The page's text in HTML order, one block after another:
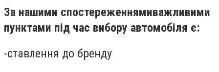
За нашими спостереженнямиважливими
пунктами під час вибору автомобіля є:
-ставлення до бренду